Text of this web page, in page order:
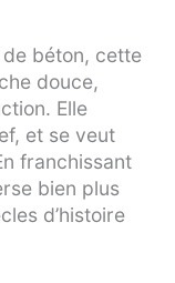
béton, cette
douce,
Elle
et se veut
franchissant
bien plus
d’histoire